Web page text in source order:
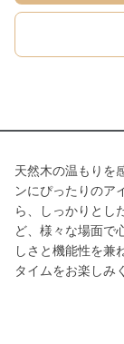
天然木の温もりを
ンにぴったりのア
ら、しっかりとし
ど、様々な場面で
しさと機能性を兼
タイムをお楽しみ